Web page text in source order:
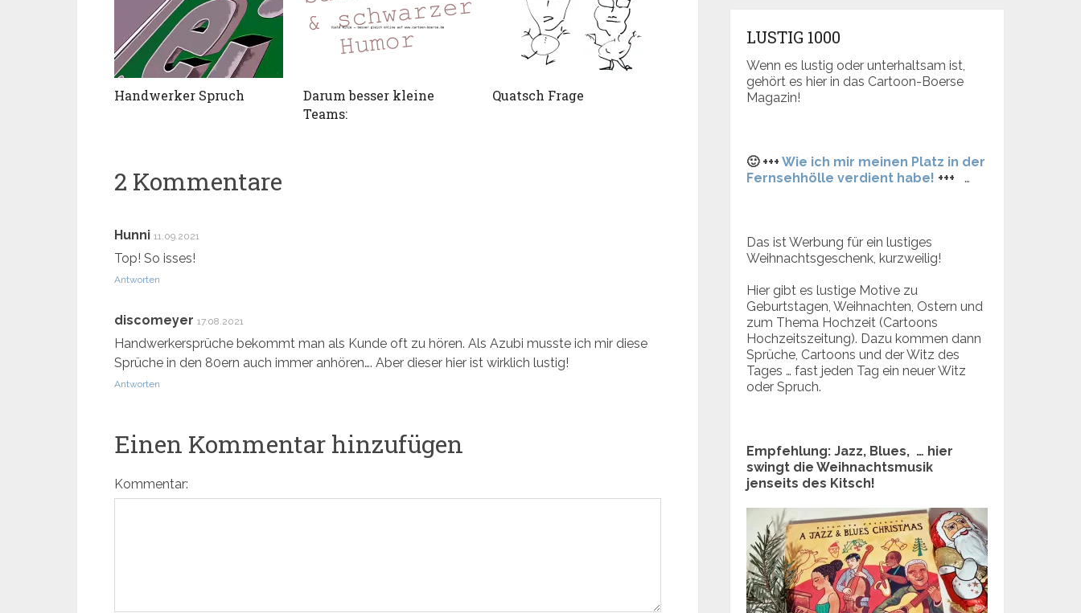
Handwerker Spruch
Darum besser kleine
Teams:
Quatsch Frage
2 Kommentare
Hunni 11.09.2021
Top! So isses!
Antworten
discomeyer 17.08.2021
Handwerkersprüche bekommt man als Kunde oft zu hören. Als Azubi musste ich mir diese
Sprüche in den 80ern auch immer anhören…. Aber dieser hier ist wirklich lustig!
Antworten
Einen Kommentar hinzufügen
Kommentar:
LUSTIG 1000
Wenn es lustig oder unterhaltsam ist,
gehört es hier in das Cartoon-Boerse
Magazin!
🙂 +++Wie ich mir meinen Platz in der
Fernsehhölle verdient habe! +++ …
Das ist Werbung für ein lustiges
Weihnachtsgeschenk, kurzweilig!
Hier gibt es lustige Motive zu
Geburtstagen, Weihnachten, Ostern und
zum Thema Hochzeit (Cartoons
Hochzeitszeitung). Dazu kommen dann
Sprüche, Cartoons und der Witz des
Tages … fast jeden Tag ein neuer Witz
oder Spruch.
Empfehlung: Jazz, Blues, … hier
swingt die Weihnachtsmusik
jenseits des Kitsch!